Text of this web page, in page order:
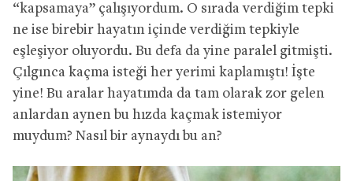
“kapsamaya” çalışıyordum. O sırada verdiğim tepki
ne ise birebir hayatın içinde verdiğim tepkiyle
eşleşiyor oluyordu. Bu defa da yine paralel gitmişti.
Çılgınca kaçma isteği her yerimi kaplamıştı! İşte
yine! Bu aralar hayatımda da tam olarak zor gelen
anlardan aynen bu hızda kaçmak istemiyor
muydum? Nasıl bir aynaydı bu an?